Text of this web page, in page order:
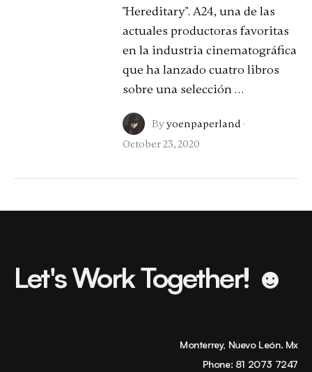
"Hereditary". A24, una de las
actuales productoras favoritas
en la industria cinematográfica
que ha lanzado cuatro libros
sobre una selección …
Byyoenpaperland ·
October 23, 2020
Let's Work Together! ☻
Monterrey, Nuevo León. Mx
Phone: 81 2073 7247